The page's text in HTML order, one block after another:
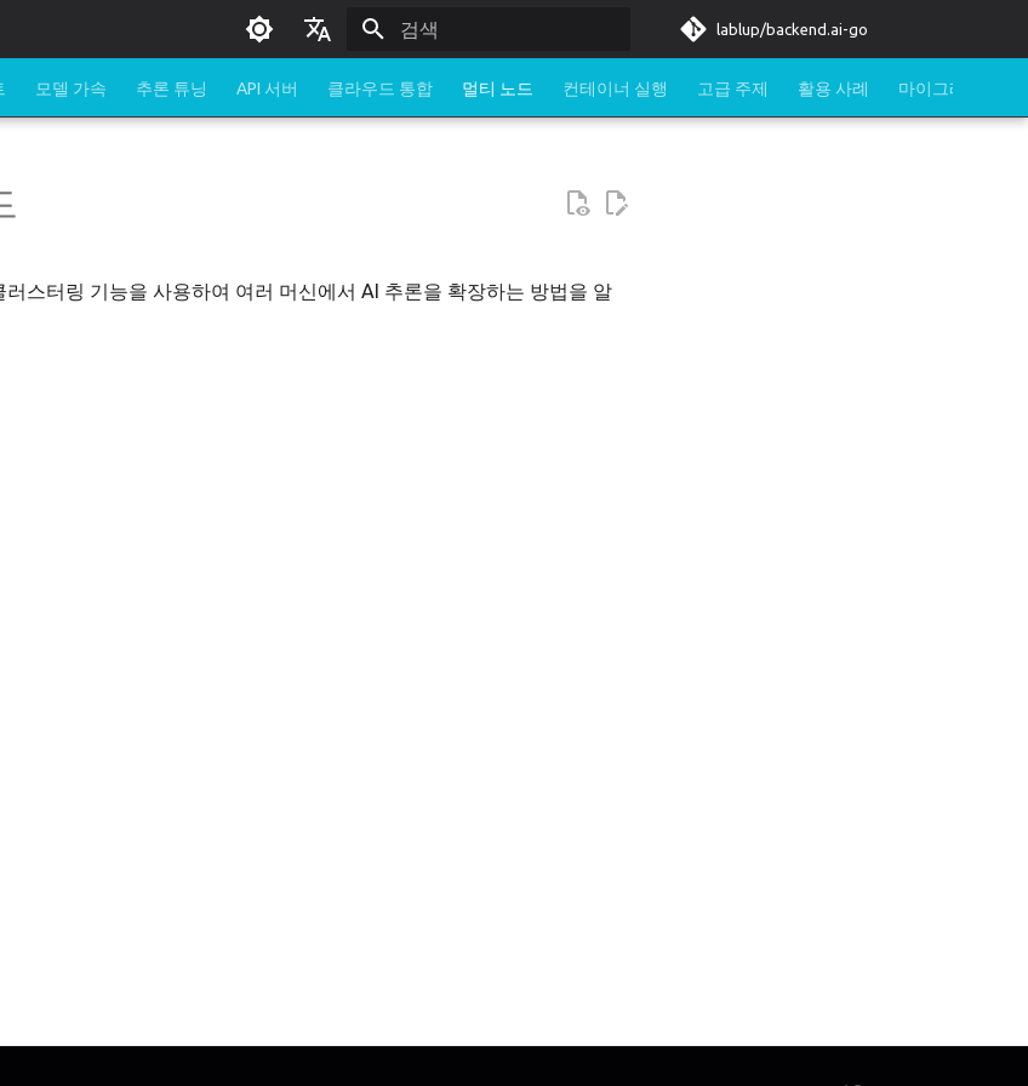
English
lablup/backend.ai-go
모델 가속 추론 튜닝 API 서버 클라우드 통합 멀티 노드 컨테이너 실행 고급 주제 활용 사례 마이그레이션
러스터링 기능을 사용하여 여러 머신에서 AI 추론을 확장하는 방법을 알